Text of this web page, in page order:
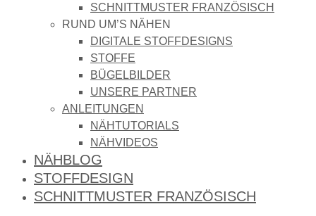
SCHNITTMUSTER FRANZÖSISCH
RUND UM’S NÄHEN
DIGITALE STOFFDESIGNS​
STOFFE
BÜGELBILDER
UNSERE PARTNER
ANLEITUNGEN
NÄHTUTORIALS
NÄHVIDEOS
NÄHBLOG
STOFFDESIGN
SCHNITTMUSTER FRANZÖSISCH